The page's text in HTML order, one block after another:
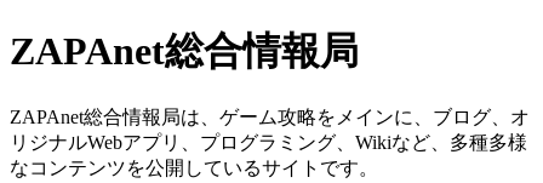
ZAPAnet総合情報局
ZAPAnet総合情報局は、ゲーム攻略をメインに、ブログ、オ
リジナルWebアプリ、プログラミング、Wikiなど、多種多様
なコンテンツを公開しているサイトです。